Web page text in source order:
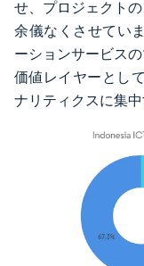
せ、プロジェクト
余儀なくさせてい
ーションサービス
価値レイヤーとし
ナリティクスに集